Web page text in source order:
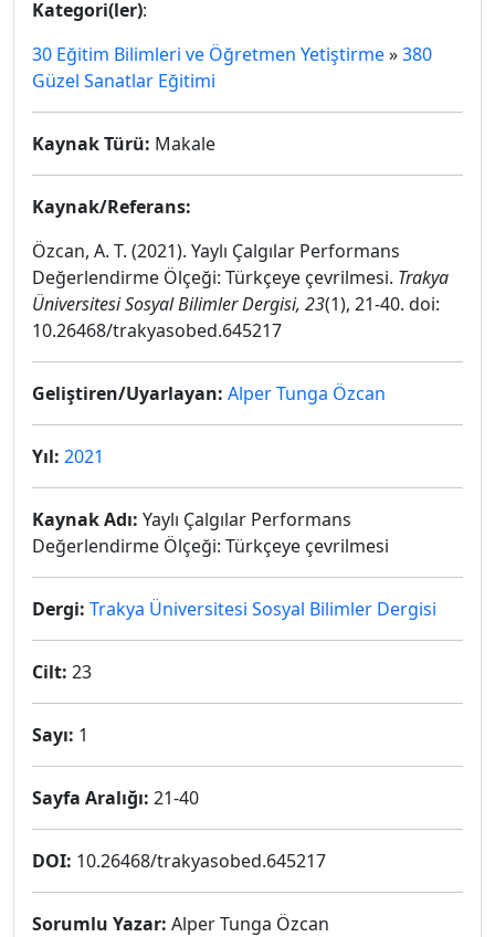
Kategori(ler):
30 Eğitim Bilimleri ve Öğretmen Yetiştirme»380
Güzel Sanatlar Eğitimi
Kaynak Türü: Makale
Kaynak/Referans:
Özcan, A. T. (2021). Yaylı Çalgılar Performans
Değerlendirme Ölçeği: Türkçeye çevrilmesi. Trakya
Üniversitesi Sosyal Bilimler Dergisi, 23(1), 21-40. doi:
10.26468/trakyasobed.645217
Geliştiren/Uyarlayan: Alper Tunga Özcan
Yıl: 2021
Kaynak Adı: Yaylı Çalgılar Performans
Değerlendirme Ölçeği: Türkçeye çevrilmesi
Dergi: Trakya Üniversitesi Sosyal Bilimler Dergisi
Cilt: 23
Sayı: 1
Sayfa Aralığı: 21-40
DOI: 10.26468/trakyasobed.645217
Sorumlu Yazar: Alper Tunga Özcan